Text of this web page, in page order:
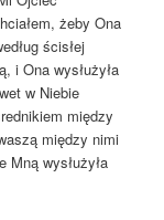
żeby Ona
ścisłej
i Ona wysłużyła
w Niebie
między
między nimi
Mną wysłużyła